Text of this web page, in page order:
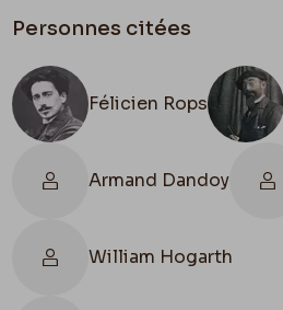
Personnes citées
Félicien Rops
Armand Dandoy
William Hogarth